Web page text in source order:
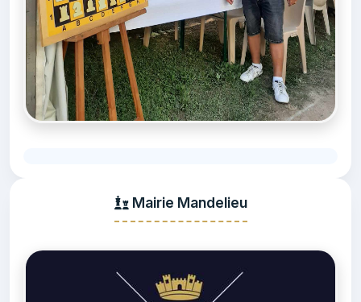
Mairie Mandelieu